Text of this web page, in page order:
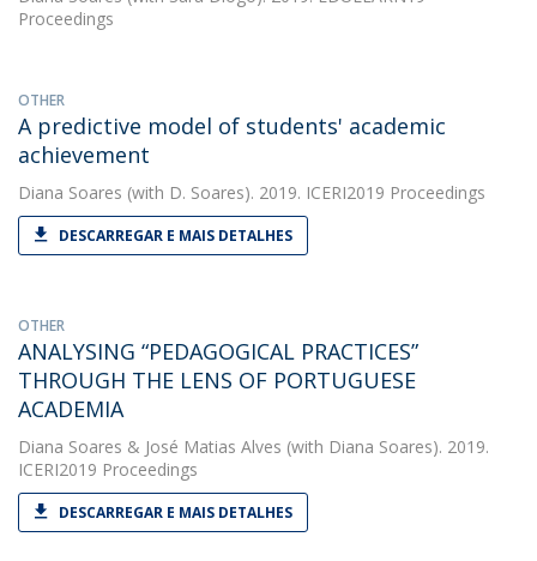
Proceedings
OTHER
A predictive model of students' academic
achievement
Diana Soares (with D. Soares). 2019. ICERI2019 Proceedings
DESCARREGAR E MAIS DETALHES
OTHER
ANALYSING “PEDAGOGICAL PRACTICES”
THROUGH THE LENS OF PORTUGUESE
ACADEMIA
Diana Soares & José Matias Alves (with Diana Soares). 2019.
ICERI2019 Proceedings
DESCARREGAR E MAIS DETALHES